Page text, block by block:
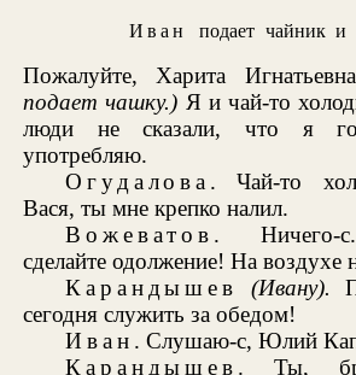
Иван подает чайник и
Пожалуйте, Харита
подает чашку.) Я и чай-то
люди не сказали, что я
употребляю.
Огудалова . Чай-то
Вася, ты мне крепко налил.
Вожеватов . Ничего-
сделайте одолжение! На воздухе
Карандышев
(Ивану).
сегодня служить за обедом!
Иван . Слушаю-с, Юлий
Карандышев . Ты,